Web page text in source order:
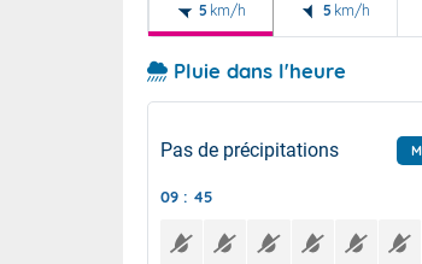
5 km/h 5 km/h
Pluie dans l'heure
Pas de précipitations
09 : 45